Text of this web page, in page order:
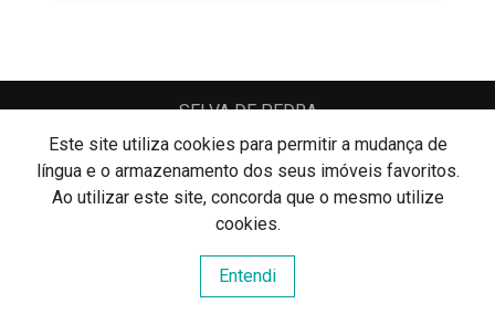
Este site utiliza cookies para permitir a mudança de
língua e o armazenamento dos seus imóveis favoritos.
Ao utilizar este site, concorda que o mesmo utilize
cookies.
Entendi
SELVA DE PEDRA
SELVA DE PEDRA, LDAAMI: 16092
Centros de Resolução de Litígios
Política de Privacidade
Livro de Reclamações
Website e CRM Imobiliário